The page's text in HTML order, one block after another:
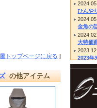
トップページに戻る ]
の他アイテム
ひんや
金魚の
大特価
2023年